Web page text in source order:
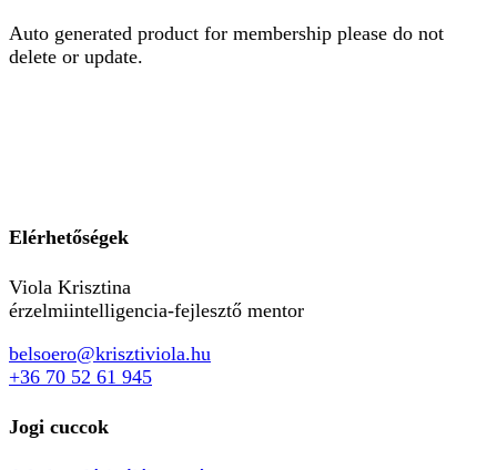
Auto generated product for membership please do not
delete or update.
Elérhetőségek
Viola Krisztina
érzelmiintelligencia-fejlesztő mentor
belsoero@krisztiviola.hu
+36 70 52 61 945
Jogi cuccok